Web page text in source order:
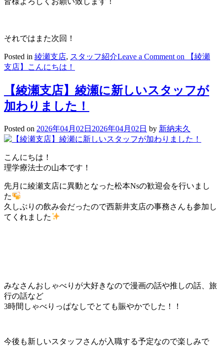
それではまた次回！
Posted in 綾瀬支店, スタッフ紹介Leave a Comment on 【綾瀬
支店】こんにちは！
【綾瀬支店】綾瀬に新しいスタッフが
加わりました！
Posted on 2026年04月02日 2026年04月02日 by 新納未久
こんにちは！
理学療法士の山本です！
先月に綾瀬支店に異動となった松本Nsの歓迎会を行いまし
た
久しぶりの飲み会だったので西新井支店の事務さんも参加し
てくれました
みなさんおしゃべりが大好きなので漫画の話や推しの話、旅
行の話など
3時間しゃべりっぱなしでとても賑やかでした！！
今後も新しいスタッフさんが入職する予定なので楽しみで